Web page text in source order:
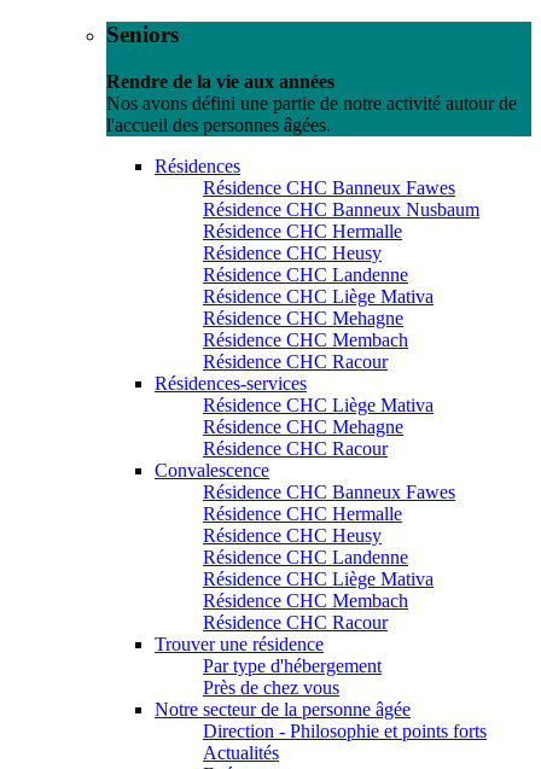
Seniors
Rendre de la vie aux années
Nos avons défini une partie de notre activité autour de
l'accueil des personnes âgées.
Résidences
Résidence CHC Banneux Fawes
Résidence CHC Banneux Nusbaum
Résidence CHC Hermalle
Résidence CHC Heusy
Résidence CHC Landenne
Résidence CHC Liège Mativa
Résidence CHC Mehagne
Résidence CHC Membach
Résidence CHC Racour
Résidences-services
Résidence CHC Liège Mativa
Résidence CHC Mehagne
Résidence CHC Racour
Convalescence
Résidence CHC Banneux Fawes
Résidence CHC Hermalle
Résidence CHC Heusy
Résidence CHC Landenne
Résidence CHC Liège Mativa
Résidence CHC Membach
Résidence CHC Racour
Trouver une résidence
Par type d'hébergement
Près de chez vous
Notre secteur de la personne âgée
Direction - Philosophie et points forts
Actualités